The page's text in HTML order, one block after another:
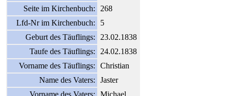
Seite im Kirchenbuch:
268
Lfd-Nr im Kirchenbuch:
5
Geburt des Täuflings:
23.02.1838
Taufe des Täuflings:
24.02.1838
Vorname des Täuflings:
Christian
Name des Vaters:
Jaster
Vorname des Vaters:
Michael